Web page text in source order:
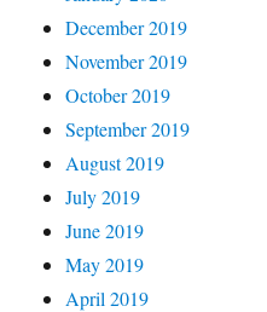
December 2019
November 2019
October 2019
September 2019
August 2019
July 2019
June 2019
May 2019
April 2019